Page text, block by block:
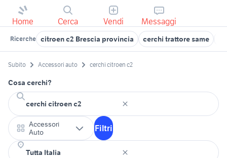
Home Cerca Vendi Messaggi
Ricerche citroen c2 Brescia provincia cerchi trattore same
Subito Accessori auto cerchi citroen c2
Cosa cerchi?
Accessori
Auto
Filtri